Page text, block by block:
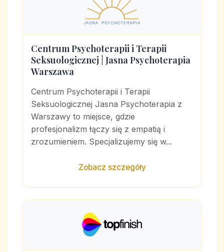
Centrum Psychoterapii i Terapii
Seksuologicznej | Jasna Psychoterapia
Warszawa
Centrum Psychoterapii i Terapii
Seksuologicznej Jasna Psychoterapia z
Warszawy to miejsce, gdzie
profesjonalizm łączy się z empatią i
zrozumieniem. Specjalizujemy się w...
Zobacz szczegóły